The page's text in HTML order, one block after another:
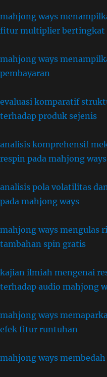
mahjong ways
fitur multiplier bertingkat
mahjong ways
pembayaran
evaluasi komparatif
terhadap produk sejenis
analisis komprehensif
respin pada mahjong ways
analisis pola volatilitas
pada mahjong ways
mahjong ways mengulas
tambahan spin gratis
kajian ilmiah mengenai
terhadap audio mahjong
mahjong ways
efek fitur runtuhan
mahjong ways